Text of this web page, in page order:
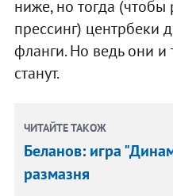
ниже, но тогда (чтобы
прессинг) центрбеки
фланги. Но ведь они и
станут.
ЧИТАЙТЕ ТАКОЖ
Беланов: игра
размазня